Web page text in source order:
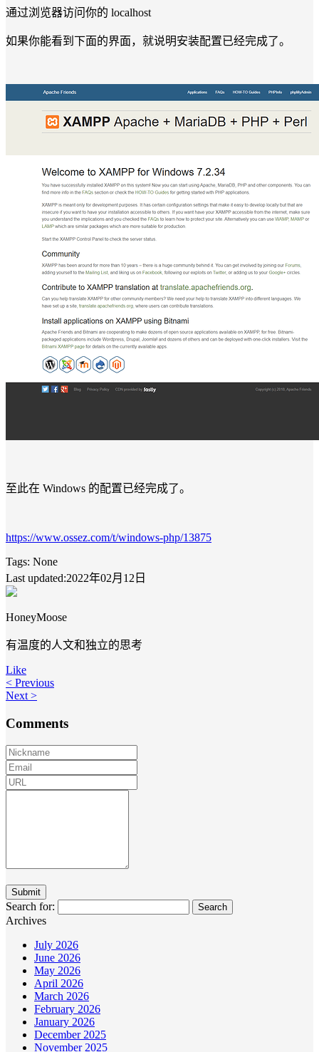
通过浏览器访问你的 localhost
如果你能看到下面的界面，就说明安装配置已经完成了。
至此在 Windows 的配置已经完成了。
https://www.ossez.com/t/windows-php/13875
Tags: None
Last updated:2022年02月12日
HoneyMoose
有温度的人文和独立的思考
Like
< Previous
Next >
Comments
Search for:
Archives
July 2026
June 2026
May 2026
April 2026
March 2026
February 2026
January 2026
December 2025
November 2025